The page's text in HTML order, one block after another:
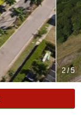
2/5